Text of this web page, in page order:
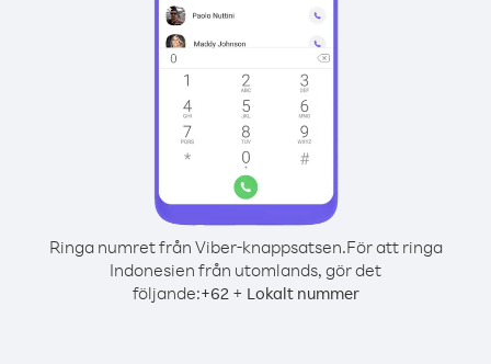
Ringa numret från Viber-knappsatsen.För att ringa
Indonesien från utomlands, gör det
följande:+62+ Lokalt nummer